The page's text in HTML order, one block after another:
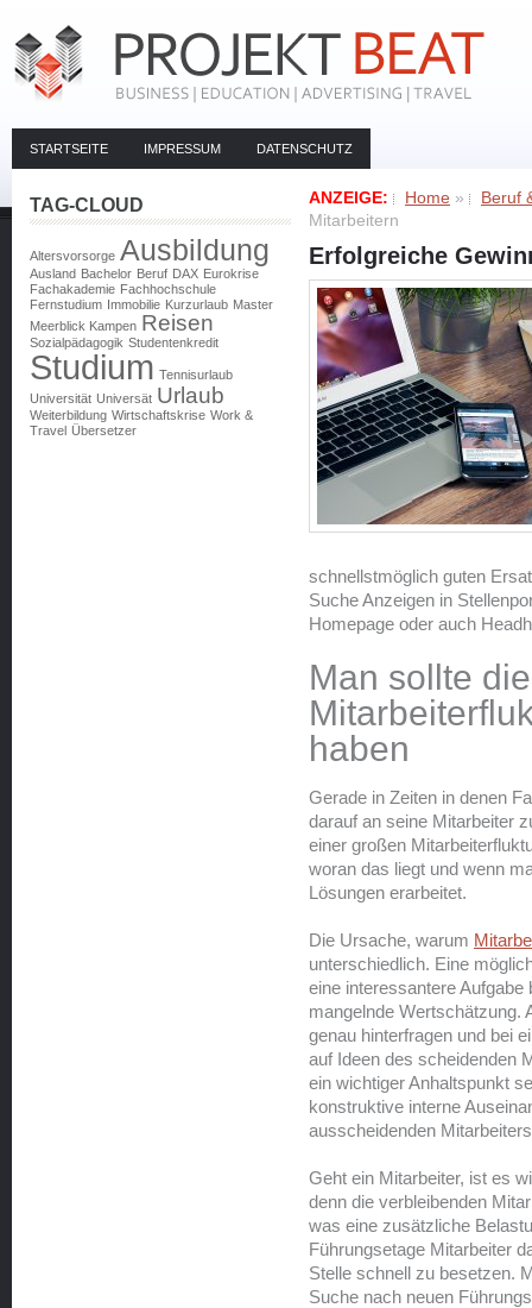
STARTSEITE IMPRESSUM DATENSCHUTZ
ANZEIGE: Home »
Beruf
Mitarbeitern
Erfolgreiche
schnellstmöglich guten
Suche Anzeigen in
Homepage oder auch
Man sollte die
haben
Gerade in Zeiten in denen
darauf an seine Mitarbeiter
einer großen
woran das liegt und wenn
Lösungen erarbeitet.
Die Ursache, warum
unterschiedlich. Eine
eine interessantere
mangelnde Wertschätzung.
genau hinterfragen und bei
auf Ideen des scheidenden
ein wichtiger Anhaltspunkt
konstruktive interne
ausscheidenden
Geht ein Mitarbeiter, ist es
denn die verbleibenden
was eine zusätzliche
Führungsetage Mitarbeiter
Stelle schnell zu besetzen.
Suche nach neuen
TAG-CLOUD
Altersvorsorge Ausbildung
Ausland Bachelor Beruf DAX Eurokrise
Fachakademie Fachhochschule
Fernstudium Immobilie Kurzurlaub Master
Meerblick Kampen Reisen
Sozialpädagogik Studentenkredit
Studium Tennisurlaub
Universität Universät Urlaub
Weiterbildung Wirtschaftskrise Work &
Travel Übersetzer